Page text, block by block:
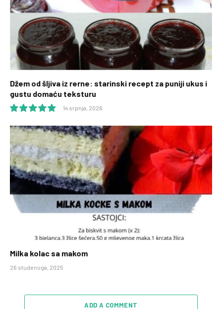
Džem od šljiva iz rerne: starinski recept za puniji ukus i
gustu domaću teksturu
10.0
14 srpnja, 2026
Milka kolac sa makom
26 studenoga, 2025
ADD A COMMENT